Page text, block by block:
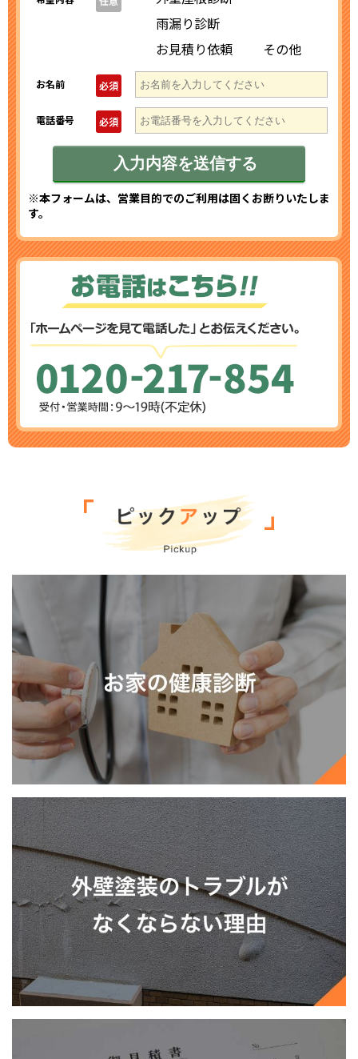
雨漏り診断
お見積り依頼
その他
お名前 必須
電話番号 必須
※本フォームは、営業目的でのご利用は固くお断りいたしま
す。